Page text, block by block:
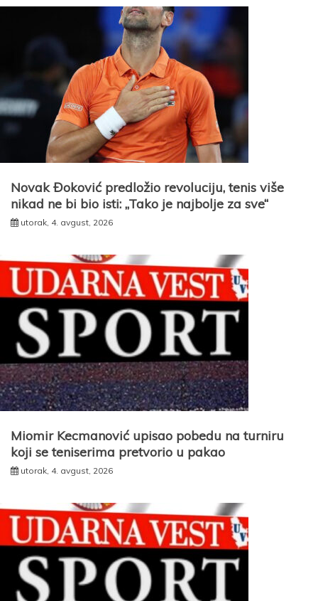
Novak Đoković predložio revoluciju, tenis više
nikad ne bi bio isti: „Tako je najbolje za sve“
utorak, 4. avgust, 2026
Miomir Kecmanović upisao pobedu na turniru
koji se teniserima pretvorio u pakao
utorak, 4. avgust, 2026